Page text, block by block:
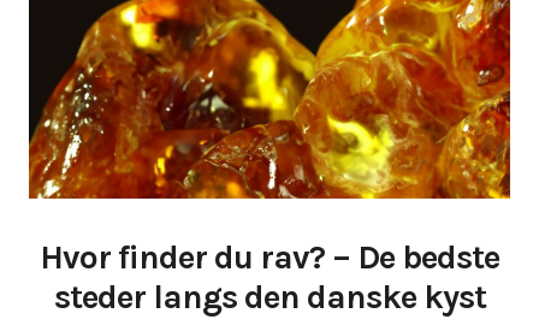
Hvor finder du rav? – De bedste
steder langs den danske kyst